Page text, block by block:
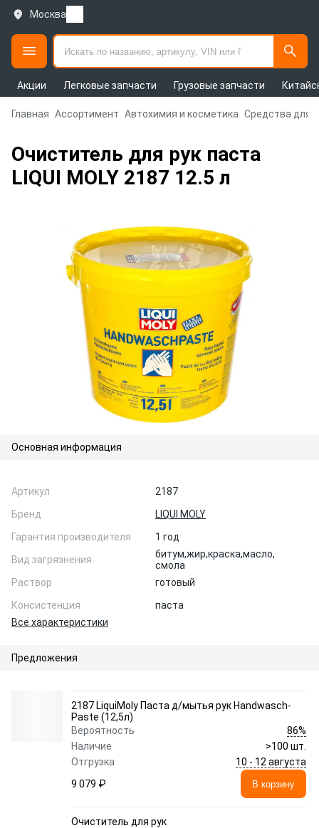
Москва
Акции Легковые запчасти Грузовые запчасти
Главная Ассортимент Автохимия и косметика Средства для
Очиститель для рук паста
LIQUI MOLY 2187 12.5 л
Основная информация
Артикул
2187
Бренд
LIQUI MOLY
Гарантия производителя
1 год
Вид загрязнения
битум,жир,краска,масло,
смола
Раствор
готовый
Консистенция
паста
Все характеристики
Предложения
2187 LiquiMoly Паста д/мытья рук Handwasch-
Paste (12,5л)
Вероятность
86%
Наличие
>100 шт.
Отгрузка
10 - 12 августа
9 079 ₽
В корзину
Очиститель для рук